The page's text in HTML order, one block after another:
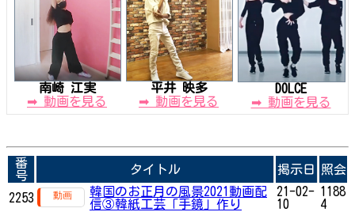
南崎 江実
➡ 動画を見る
平井 映多
➡ 動画を見る
DOLCE
➡ 動画を見る
番
号
タイトル 掲示日 照会
2253
韓国のお正月の風景2021動画配
信③韓紙工芸「手鏡」作り
21-02-
10
1188
4